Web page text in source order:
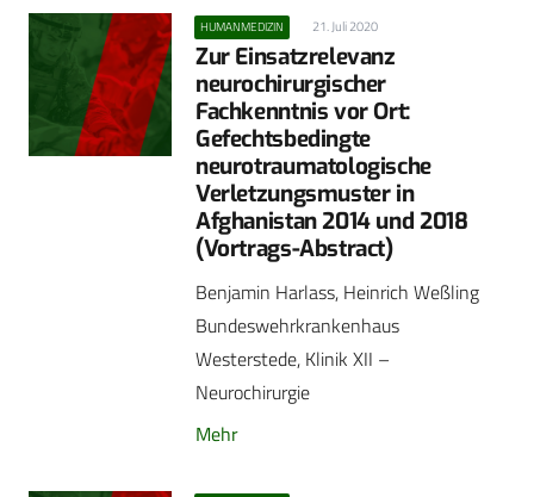
HUMANMEDIZIN 21. Juli 2020
Zur Einsatzrelevanz
neurochirurgischer
Fachkenntnis vor Ort:
Gefechtsbedingte
neurotraumatologische
Verletzungsmuster in
Afghanistan 2014 und 2018
(Vortrags-Abstract)
Benjamin Harlass, Heinrich Weßling
Bundeswehrkrankenhaus
Westerstede, Klinik XII –
Neurochirurgie
Mehr